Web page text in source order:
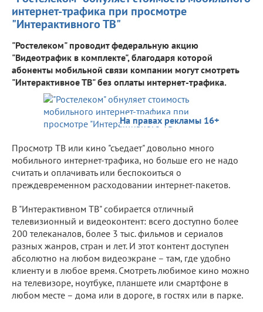
интернет-трафика при просмотре
"Интерактивного ТВ"
"Ростелеком" проводит федеральную акцию
"Видеотрафик в комплекте", благодаря которой
абоненты мобильной связи компании могут смотреть
"Интерактивное ТВ" без оплаты интернет-трафика.
На правах рекламы 16+
Просмотр ТВ или кино "съедает" довольно много
мобильного интернет-трафика, но больше его не надо
считать и оплачивать или беспокоиться о
преждевременном расходовании интернет-пакетов.
В "Интерактивном ТВ" собирается отличный
телевизионный и видеоконтент: всего доступно более
200 телеканалов, более 3 тыс. фильмов и сериалов
разных жанров, стран и лет. И этот контент доступен
абсолютно на любом видеоэкране – там, где удобно
клиенту и в любое время. Смотреть любимое кино можно
на телевизоре, ноутбуке, планшете или смартфоне в
любом месте – дома или в дороге, в гостях или в парке.